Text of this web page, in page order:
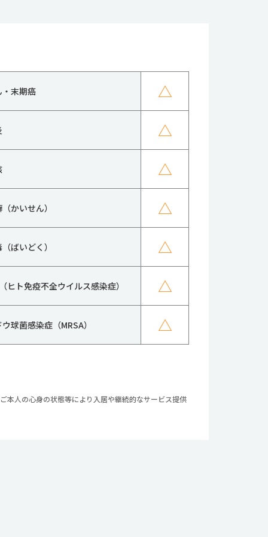
・末期癌 △
△
△
かいせん） △
ばいどく） △
ヒト免疫不全ウイルス感染症） △
球菌感染症（MRSA） △
人の心身の状態等により入居や継続的なサービス提供